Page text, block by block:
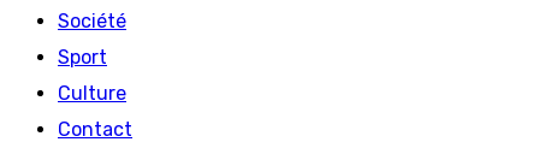
Société
Sport
Culture
Contact